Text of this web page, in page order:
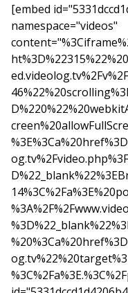
[embed
namespace="videos"